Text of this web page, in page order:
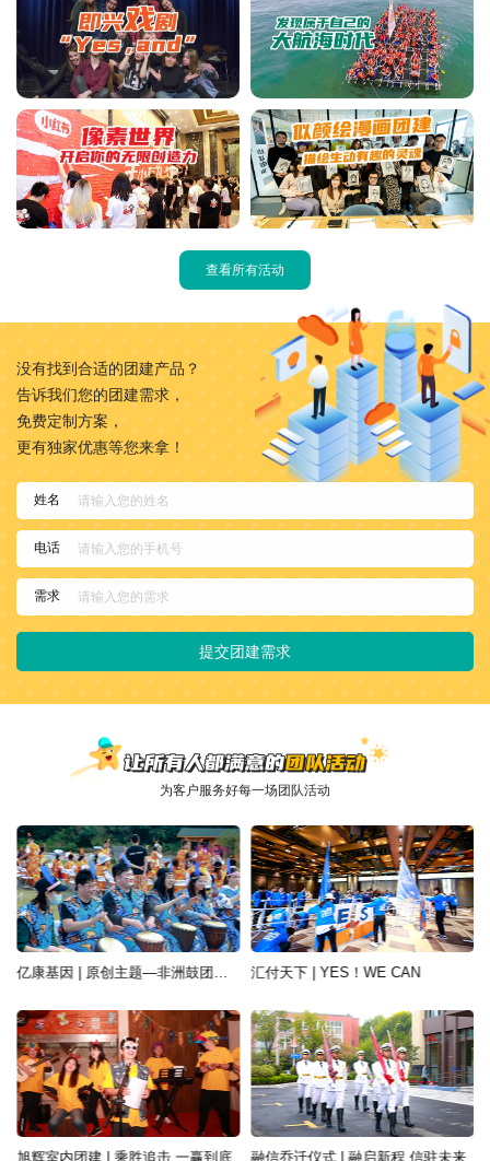
查看所有活动
没有找到合适的团建产品？
告诉我们您的团建需求，
免费定制方案，
更有独家优惠等您来拿！
姓名
电话
需求
提交团建需求
为客户服务好每一场团队活动
汇付天下 | YES！WE CAN
旭辉室内团建 | 乘胜追击 一赢到底 融信乔迁仪式 | 融启新程 信驻未来